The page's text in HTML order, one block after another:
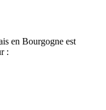
en Bourgogne est
: